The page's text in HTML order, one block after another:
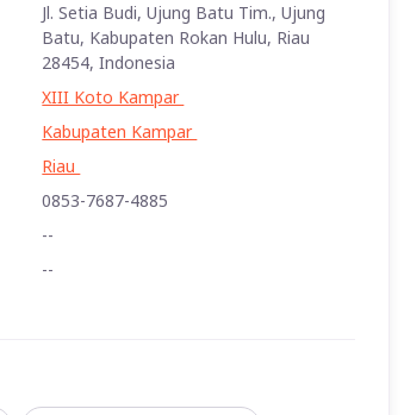
Jl. Setia Budi, Ujung Batu Tim., Ujung
Batu, Kabupaten Rokan Hulu, Riau
28454, Indonesia
XIII Koto Kampar
Kabupaten Kampar
Riau
0853-7687-4885
--
--